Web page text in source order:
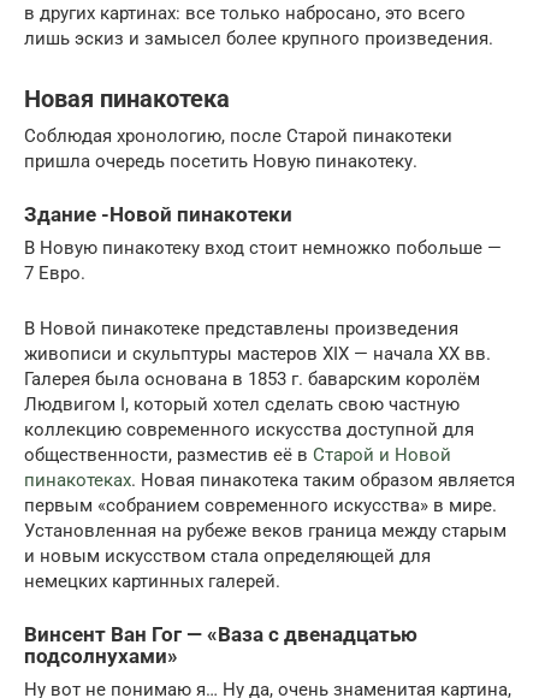
в других картинах: все только набросано, это всего
лишь эскиз и замысел более крупного произведения.
Новая пинакотека
Соблюдая хронологию, после Старой пинакотеки
пришла очередь посетить Новую пинакотеку.
Здание -Новой пинакотеки
В Новую пинакотеку вход стоит немножко побольше —
7 Евро.
В Новой пинакотеке представлены произведения
живописи и скульптуры мастеров XIX — начала XX вв.
Галерея была основана в 1853 г. баварским королём
Людвигом I, который хотел сделать свою частную
коллекцию современного искусства доступной для
общественности, разместив её в Старой и Новой
пинакотеках. Новая пинакотека таким образом является
первым «собранием современного искусства» в мире.
Установленная на рубеже веков граница между старым
и новым искусством стала определяющей для
немецких картинных галерей.
Винсент Ван Гог — «Ваза с двенадцатью
подсолнухами»
Ну вот не понимаю я… Ну да, очень знаменитая картина,